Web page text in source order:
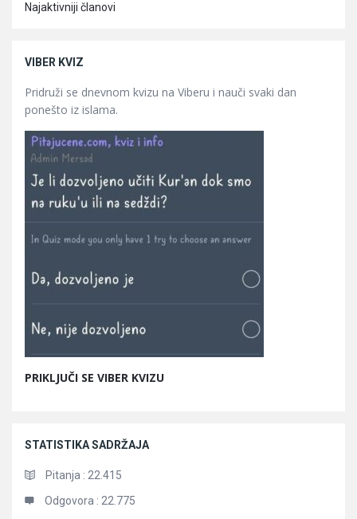
Najaktivniji članovi
VIBER KVIZ
Pridruži se dnevnom kvizu na Viberu i nauči svaki dan
ponešto iz islama.
PRIKLJUČI SE VIBER KVIZU
STATISTIKA SADRŽAJA
Pitanja : 22.415
Odgovora : 22.775